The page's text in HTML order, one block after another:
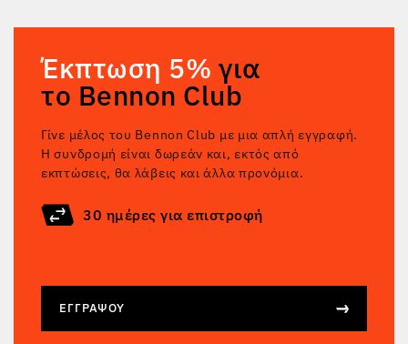
Έκπτωση 5% για
το Bennon Club
Γίνε μέλος του Bennon Club με μια απλή εγγραφή.
Η συνδρομή είναι δωρεάν και, εκτός από
εκπτώσεις, θα λάβεις και άλλα προνόμια.
30 ημέρες για επιστροφή
ΕΓΓΡΆΨΟΥ